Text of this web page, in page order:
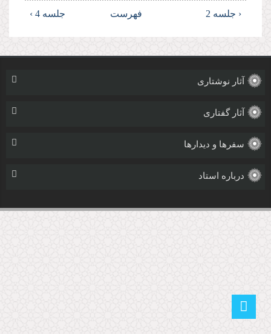
‹ جلسه 2 فهرست جلسه 4 ›
آثار نوشتاری
آثار گفتاری
سفرها و دیدارها
درباره استاد